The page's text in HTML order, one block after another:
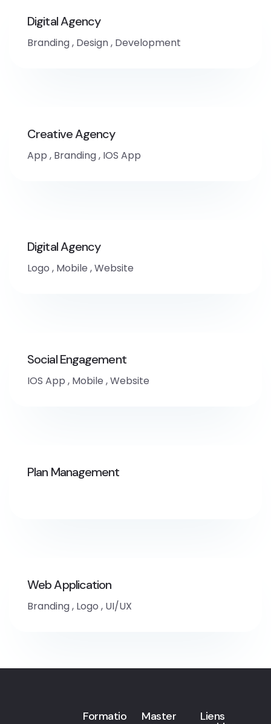
Digital Agency
Branding, Design, Development
Creative Agency
App , Branding, IOS App
Digital Agency
Logo , Mobile ,Website
Social Engagement
IOS App , Mobile ,Website
Plan Management
Web Application
Branding, Logo , UI/UX
Formatio Master Liens